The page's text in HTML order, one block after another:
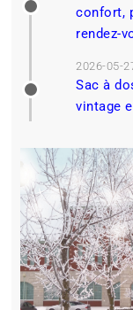
confort,
rendez-
2026-05-
Sac à
vintage